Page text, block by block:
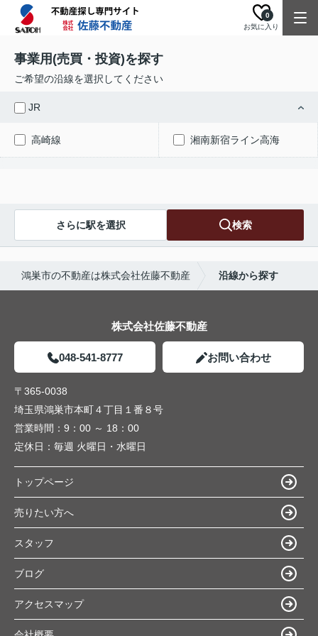
お気に入り
0
事業用(売買・投資)を探す
ご希望の沿線を選択してください
JR
高崎線 湘南新宿ライン高海
さらに駅を選択 検索
鴻巣市の不動産は株式会社佐藤不動産 沿線から探す
株式会社佐藤不動産
048-541-8777 お問い合わせ
〒365-0038
埼玉県鴻巣市本町４丁目１番８号
営業時間： 9：00 ～ 18：00
定休日： 毎週 火曜日・水曜日
トップページ
売りたい方へ
スタッフ
ブログ
アクセスマップ